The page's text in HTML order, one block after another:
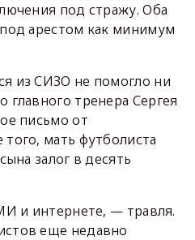
под стражу. Оба
арестом как минимум
из СИЗО не помогло ни
главного тренера Сергея
письмо от
мать футболиста
залог в десять
и интернете, — травля.
еще недавно